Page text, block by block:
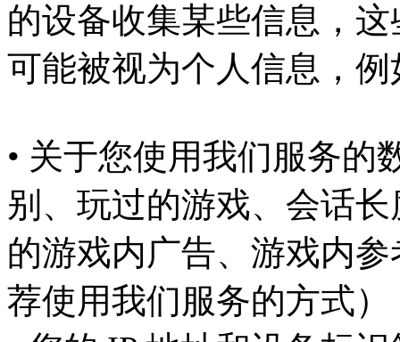
的设备收集某些信息，
可能被视为个人信息，例
• 关于您使用我们服务的
别、玩过的游戏、会话
的游戏内广告、游戏内
荐使用我们服务的方式）